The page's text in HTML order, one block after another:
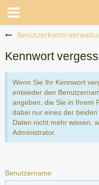
Benutzerkonto-
Kennwort
Wenn Sie Ihr Kennwort
entweder den
angeben, die Sie in Ihrem
dabei nur eines der
Daten nicht mehr wissen,
Administrator.
Benutzername